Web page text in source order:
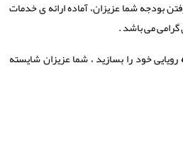
بودجه شما عزیزان، آماده ارائه ی خدمات
می باشد .
خود را بسازید ، شما عزیزان شایسته